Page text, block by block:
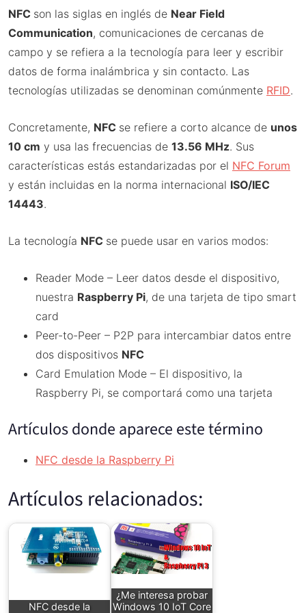
NFC son las siglas en inglés de Near Field
Communication, comunicaciones de cercanas de
campo y se refiera a la tecnología para leer y escribir
datos de forma inalámbrica y sin contacto. Las
tecnologías utilizadas se denominan comúnmente RFID.
Concretamente, NFC se refiere a corto alcance de unos
10 cm y usa las frecuencias de 13.56 MHz. Sus
características estás estandarizadas por el NFC Forum
y están incluidas en la norma internacional ISO/IEC
14443.
La tecnología NFC se puede usar en varios modos:
Reader Mode – Leer datos desde el dispositivo,
nuestra Raspberry Pi, de una tarjeta de tipo smart
card
Peer-to-Peer – P2P para intercambiar datos entre
dos dispositivos NFC
Card Emulation Mode – El dispositivo, la
Raspberry Pi, se comportará como una tarjeta
Artículos donde aparece este término
NFC desde la Raspberry Pi
Artículos relacionados:
NFC desde la
¿Me interesa probar
Windows 10 IoT Core